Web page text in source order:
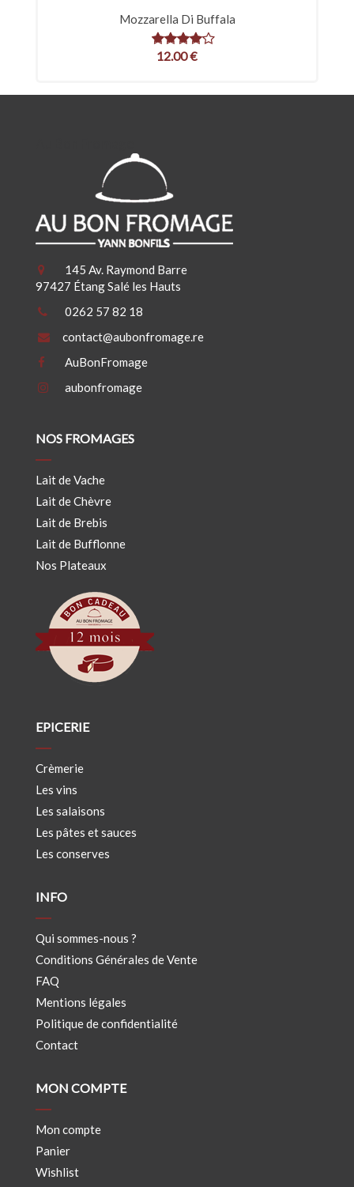
Mozzarella Di Buffala
12.00€
145 Av. Raymond Barre
97427 Étang Salé les Hauts
0262 57 82 18
contact@aubonfromage.re
AuBonFromage
aubonfromage
NOS FROMAGES
Lait de Vache
Lait de Chèvre
Lait de Brebis
Lait de Bufflonne
Nos Plateaux
EPICERIE
Crèmerie
Les vins
Les salaisons
Les pâtes et sauces
Les conserves
INFO
Qui sommes-nous ?
Conditions Générales de Vente
FAQ
Mentions légales
Politique de confidentialité
Contact
MON COMPTE
Mon compte
Panier
Wishlist